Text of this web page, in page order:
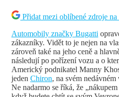
Přidat mezi oblíbené zdroje
Automobily značky Bugatti
zákazníky. Vidět to je nejen na
zároveň také na jeho ceně a
následují po pořízení vozu a o
Americký podnikatel Manny
jeden Chiron, na svém
Ne nadarmo se říká, že